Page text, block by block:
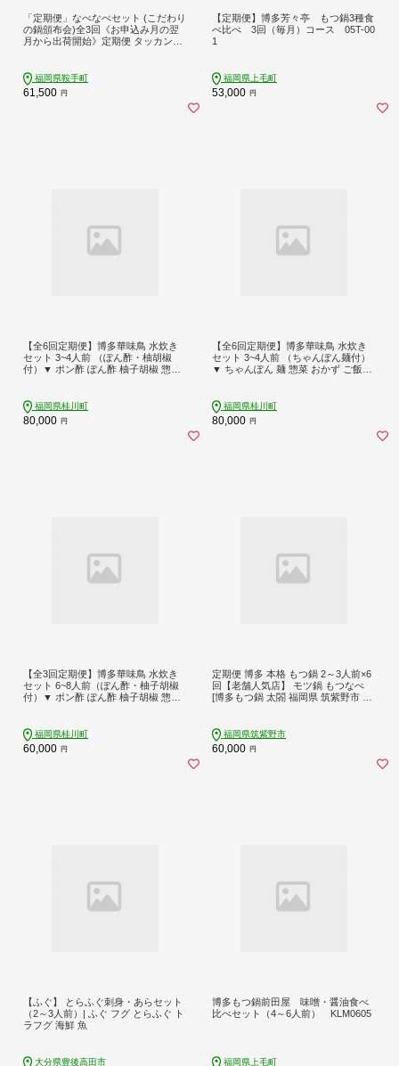
「定期便」なべなべセット (こだわり
の鍋頒布会)全3回《お申込み月の翌
月から出荷開始》定期便 タッカンマ
もつ 3ヶ月定期便
福岡県鞍手町
61,500 円
【定期便】博多芳々亭 もつ鍋3種食
べ比べ 3回（毎月）コース 05T-00
1
福岡県上毛町
53,000 円
【全6回定期便】博多華味鳥 水炊き
セット 3~4人前 （ぽん酢・柚胡椒
付）▼ ポン酢 ぽん酢 柚子胡椒 惣菜
お取り寄せ お取り寄せグルメ グルメ
本場 3人前 4人前 定期便 桂川町/トリ
ゼンフーズ [ADBN005]
福岡県桂川町
80,000 円
【全6回定期便】博多華味鳥 水炊き
セット 3~4人前 （ちゃんぽん麺付）
▼ ちゃんぽん 麺 惣菜 おかず ご飯の
取り寄せグルメ グルメ 本場 3人前 4
人前 定期便 桂川町/トリゼンフーズ
[ADBN008]
福岡県桂川町
80,000 円
【全3回定期便】博多華味鳥 水炊き
セット 6~8人前（ぽん酢・柚子胡椒
付）▼ ポン酢 ぽん酢 柚子胡椒 惣菜
お取り寄せ お取り寄せグルメ グルメ
本場 6人前 4人前 定期便 桂川町/トリ
ゼンフーズ [ADBN010]
福岡県桂川町
60,000 円
定期便 博多 本格 もつ鍋 2～3人前×6
回【老舗人気店】 モツ鍋 もつなべ
[博多もつ鍋 太閤 福岡県 筑紫野市 21
福岡県筑紫野市
60,000 円
【ふぐ】 とらふぐ刺身・あらセット
（2～3人前）| ふぐ フグ とらふぐ ト
ラフグ 海鮮 魚
大分県豊後高田市
博多もつ鍋前田屋 味噌・醤油食べ
比べセット（4～6人前） KLM0605
福岡県上毛町